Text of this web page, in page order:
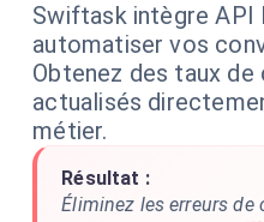
Swiftask intègre API
automatiser vos
Obtenez des taux
actualisés
métier.
Résultat :
Éliminez les erreurs de